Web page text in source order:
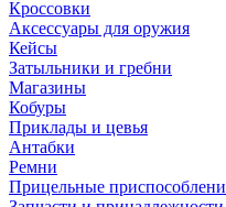
Кроссовки
Аксессуары для оружия
Кейсы
Затыльники и гребни
Магазины
Кобуры
Приклады и цевья
Антабки
Ремни
Прицельные